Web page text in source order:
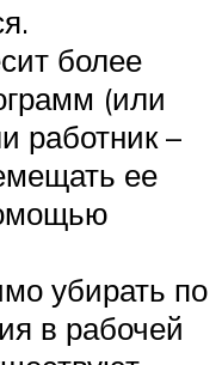
более
(или
работник –
ее
убирать по
в рабочей